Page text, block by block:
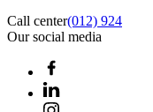
Call center(012) 924
Our social media